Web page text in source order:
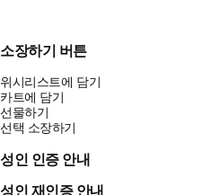
소장하기 버튼
위시리스트에 담기
카트에 담기
선물하기
선택 소장하기
성인 인증 안내
성인 재인증 안내